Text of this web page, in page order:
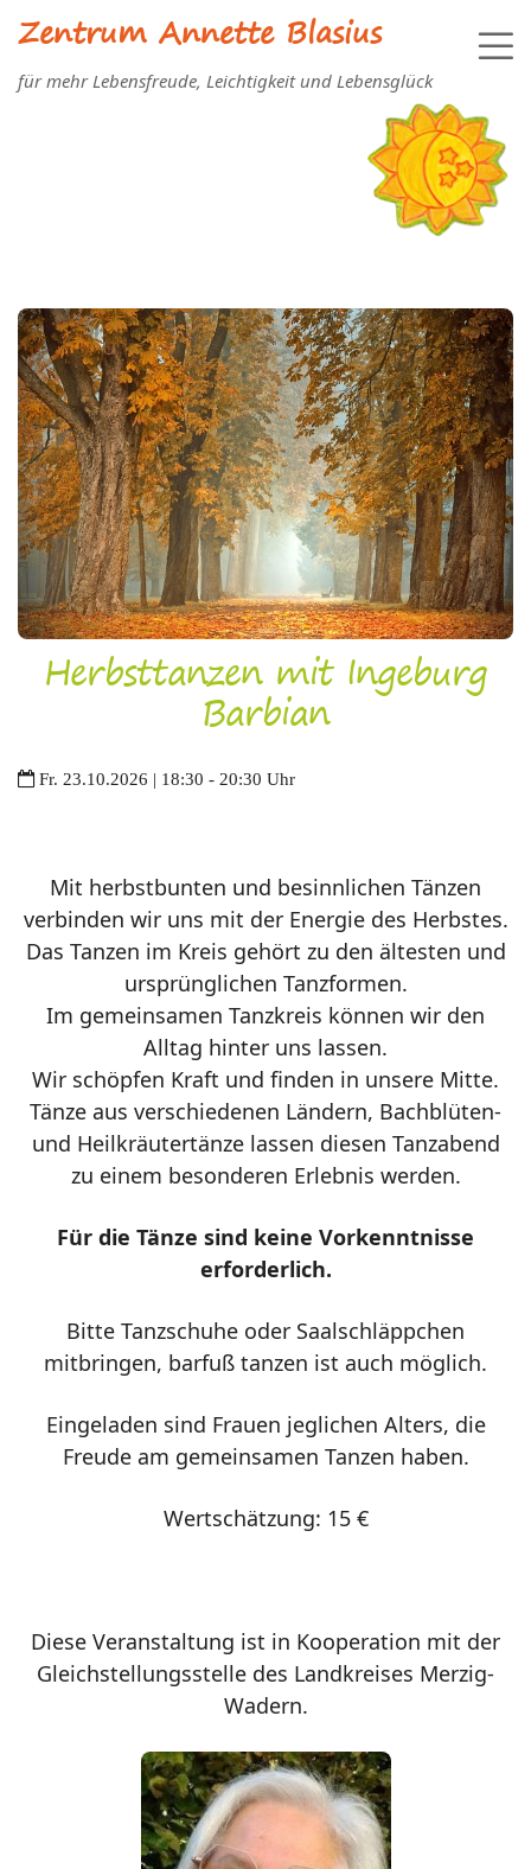
Zentrum Annette Blasius
für mehr Lebensfreude, Leichtigkeit und Lebensglück
Herbsttanzen mit Ingeburg
Barbian
Fr. 23.10.2026 | 18:30 - 20:30 Uhr
Mit herbstbunten und besinnlichen Tänzen
verbinden wir uns mit der Energie des Herbstes.
Das Tanzen im Kreis gehört zu den ältesten und
ursprünglichen Tanzformen.
Im gemeinsamen Tanzkreis können wir den
Alltag hinter uns lassen.
Wir schöpfen Kraft und finden in unsere Mitte.
Tänze aus verschiedenen Ländern, Bachblüten-
und Heilkräutertänze lassen diesen Tanzabend
zu einem besonderen Erlebnis werden.
Für die Tänze sind keine Vorkenntnisse
erforderlich.
Bitte Tanzschuhe oder Saalschläppchen
mitbringen, barfuß tanzen ist auch möglich.
Eingeladen sind Frauen jeglichen Alters, die
Freude am gemeinsamen Tanzen haben.
Wertschätzung: 15 €
Diese Veranstaltung ist in Kooperation mit der
Gleichstellungsstelle des Landkreises Merzig-
Wadern.